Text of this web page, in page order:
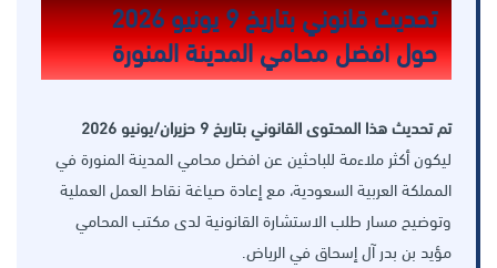
تحديث قانوني بتاريخ 9 يونيو 2026
حول افضل محامي المدينة المنورة
تم تحديث هذا المحتوى القانوني بتاريخ 9 حزيران/يونيو 2026
ليكون أكثر ملاءمة للباحثين عن افضل محامي المدينة المنورة في
المملكة العربية السعودية، مع إعادة صياغة نقاط العمل العملية
وتوضيح مسار طلب الاستشارة القانونية لدى مكتب المحامي
مؤيد بن بدر آل إسحاق في الرياض.